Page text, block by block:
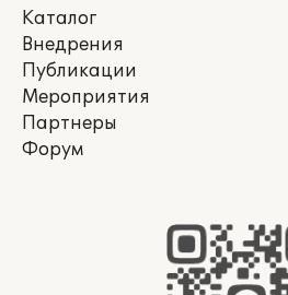
Каталог
Внедрения
Публикации
Мероприятия
Партнеры
Форум